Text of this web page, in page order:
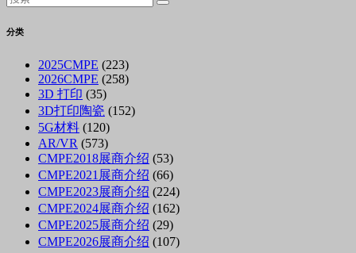
分类
2025CMPE (223)
2026CMPE (258)
3D 打印 (35)
3D打印陶瓷 (152)
5G材料 (120)
AR/VR (573)
CMPE2018展商介绍 (53)
CMPE2021展商介绍 (66)
CMPE2023展商介绍 (224)
CMPE2024展商介绍 (162)
CMPE2025展商介绍 (29)
CMPE2026展商介绍 (107)